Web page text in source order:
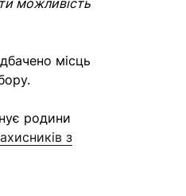
можливість
місць
родини
з